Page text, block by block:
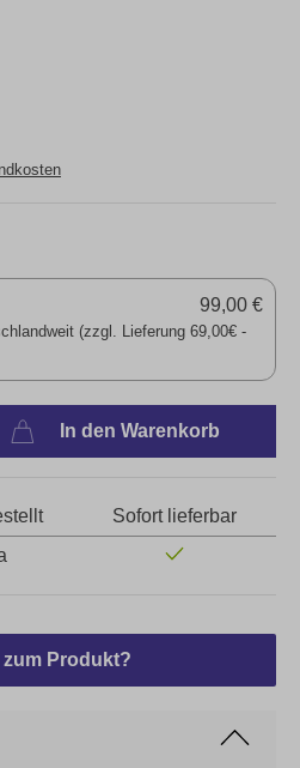
(zzgl. Lieferung 69,00€ -
99,00 €
In den Warenkorb
Sofort lieferbar
zum Produkt?